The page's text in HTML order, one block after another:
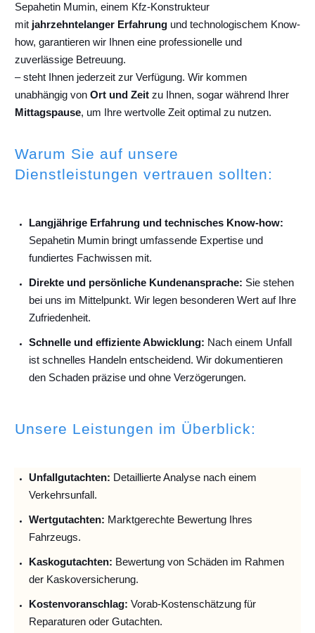
Sepahetin Mumin, einem Kfz-Konstrukteur
mit jahrzehntelanger Erfahrung und technologischem Know-
how, garantieren wir Ihnen eine professionelle und
zuverlässige Betreuung.
– steht Ihnen jederzeit zur Verfügung. Wir kommen
unabhängig von Ort und Zeit zu Ihnen, sogar während Ihrer
Mittagspause, um Ihre wertvolle Zeit optimal zu nutzen.
Warum Sie auf unsere
Dienstleistungen vertrauen sollten:
Langjährige Erfahrung und technisches Know-how:
Sepahetin Mumin bringt umfassende Expertise und
fundiertes Fachwissen mit.
Direkte und persönliche Kundenansprache: Sie stehen
bei uns im Mittelpunkt. Wir legen besonderen Wert auf Ihre
Zufriedenheit.
Schnelle und effiziente Abwicklung: Nach einem Unfall
ist schnelles Handeln entscheidend. Wir dokumentieren
den Schaden präzise und ohne Verzögerungen.
Unsere Leistungen im Überblick:
Unfallgutachten: Detaillierte Analyse nach einem
Verkehrsunfall.
Wertgutachten: Marktgerechte Bewertung Ihres
Fahrzeugs.
Kaskogutachten: Bewertung von Schäden im Rahmen
der Kaskoversicherung.
Kostenvoranschlag: Vorab-Kostenschätzung für
Reparaturen oder Gutachten.